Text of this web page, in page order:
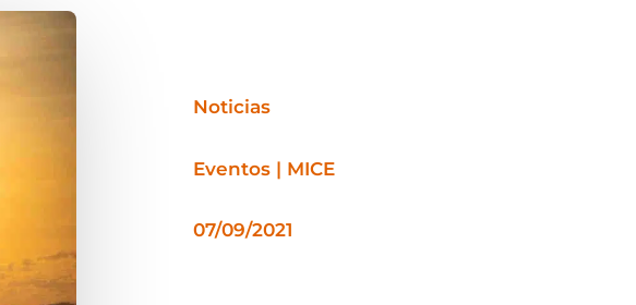
Noticias
Eventos | MICE
07/09/2021